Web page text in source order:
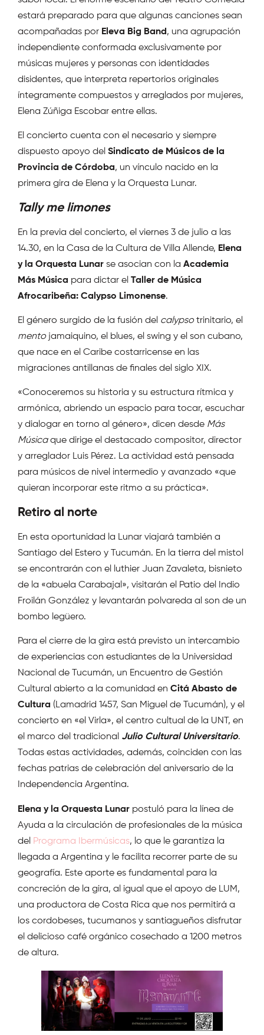
estará preparado para que algunas canciones sean
acompañadas por Eleva Big Band , una agrupación
independiente conformada exclusivamente por
músicas mujeres y personas con identidades
disidentes, que interpreta repertorios originales
íntegramente compuestos y arreglados por mujeres,
Elena Zúñiga Escobar entre ellas.
El concierto cuenta con el necesario y siempre
dispuesto apoyo del Sindicato de Músicos de la
Provincia de Córdoba, un vínculo nacido en la
primera gira de Elena y la Orquesta Lunar.
Tally me limones
En la previa del concierto, el viernes 3 de julio a las
14.30, en la Casa de la Cultura de Villa Allende, Elena
y la Orquesta Lunar se asocian con la Academia
Más Música para dictar el Taller de Música
Afrocaribeña: Calypso Limonense.
El género surgido de la fusión del calypsotrinitario, el
mentojamaiquino, el blues, el swing y el son cubano,
que nace en el Caribe costarricense en las
migraciones antillanas de finales del siglo XIX.
«Conoceremos su historia y su estructura rítmica y
armónica, abriendo un espacio para tocar, escuchar
y dialogar en torno al género», dicen desde Más
Músicaque dirige el destacado compositor, director
y arreglador Luis Pérez. La actividad está pensada
para músicos de nivel intermedio y avanzado «que
quieran incorporar este ritmo a su práctica».
Retiro al norte
En esta oportunidad la Lunar viajará también a
Santiago del Estero y Tucumán. En la tierra del mistol
se encontrarán con el luthier Juan Zavaleta, bisnieto
de la «abuela Carabajal», visitarán el Patio del Indio
Froilán González y levantarán polvareda al son de un
bombo legüero.
Para el cierre de la gira está previsto un intercambio
de experiencias con estudiantes de la Universidad
Nacional de Tucumán, un Encuentro de Gestión
Cultural abierto a la comunidad en Citá Abasto de
Cultura (Lamadrid 1457, San Miguel de Tucumán), y el
concierto en «el Virla», el centro cultual de la UNT, en
el marco del tradicional Julio Cultural Universitario.
Todas estas actividades, además, coinciden con las
fechas patrias de celebración del aniversario de la
Independencia Argentina.
Elena y la Orquesta Lunar postuló para la línea de
Ayuda a la circulación de profesionales de la música
del Programa Ibermúsicas, lo que le garantiza la
llegada a Argentina y le facilita recorrer parte de su
geografía. Este aporte es fundamental para la
concreción de la gira, al igual que el apoyo de LUM,
una productora de Costa Rica que nos permitirá a
los cordobeses, tucumanos y santiagueños disfrutar
el delicioso café orgánico cosechado a 1200 metros
de altura.